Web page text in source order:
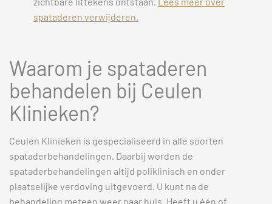
spataderen verwijderen.
Waarom je spataderen
behandelen bij Ceulen
Klinieken?
Ceulen Klinieken is gespecialiseerd in alle soorten
spataderbehandelingen. Daarbij worden de
spataderbehandelingen altijd poliklinisch en onder
plaatselijke verdoving uitgevoerd. U kunt na de
behandeling meteen weer naar huis. Heeft u één of